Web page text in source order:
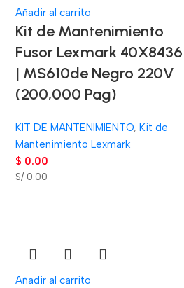
Añadir al carrito
Kit de Mantenimiento
Fusor Lexmark 40X8436
| MS610de Negro 220V
(200,000 Pag)
KIT DE MANTENIMIENTO, Kit de
Mantenimiento Lexmark
$ 0.00
S/ 0.00
Añadir al carrito